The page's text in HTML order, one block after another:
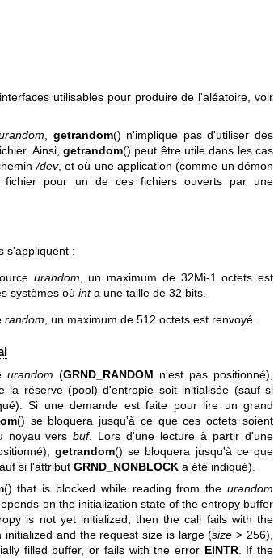
utilisables pour produire de l'aléatoire, voir
getrandom() n'implique pas d'utiliser des
Ainsi, getrandom() peut être utile dans les cas
/dev, et où une application (comme un démon
pour un de ces fichiers ouverts par une
s'appliquent :
urandom, un maximum de 32Mi-1 octets est
systèmes où inta une taille de 32 bits.
random, un maximum de 512 octets est renvoyé.
urandom (GRND_RANDOM n'est pas positionné),
la réserve (pool) d'entropie soit initialisée (sauf si
Si une demande est faite pour lire un grand
() se bloquera jusqu'à ce que ces octets soient
noyau versbuf. Lors d'une lecture à partir d'une
getrandom() se bloquera jusqu'à ce que
si l'attribut GRND_NONBLOCKa été indiqué).
() that is blocked while reading from theurandom
on the initialization state of the entropy buffer
is not yet initialized, then the call fails with the
and the request size is large (size > 256),
filled buffer, or fails with the error EINTR. If the